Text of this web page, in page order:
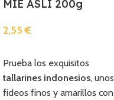
MIE ASLI 200g
2,55€
Prueba los exquisitos
tallarines indonesios, unos
fideos finos y amarillos con